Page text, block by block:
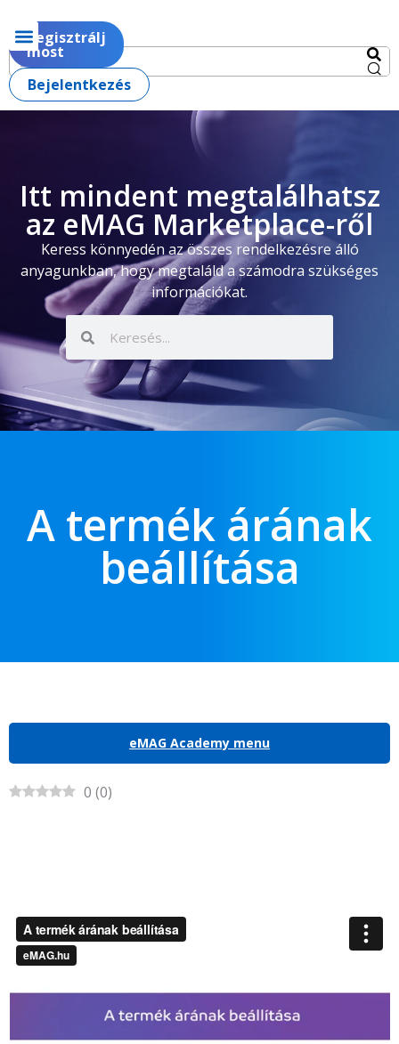
Regisztrálj
most
Bejelentkezés
Itt mindent megtalálhatsz
az eMAG Marketplace-ről
Keress könnyedén az összes rendelkezésre álló
anyagunkban, hogy megtaláld a számodra szükséges
információkat.
A termék árának
beállítása
eMAG Academy menu
0 (0)